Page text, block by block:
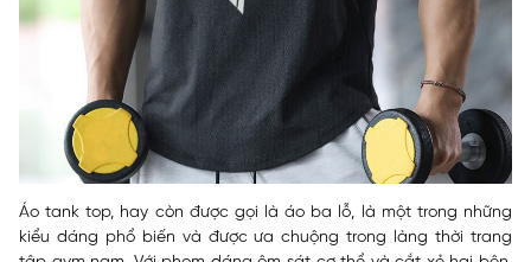
Áo tank top, hay còn được gọi là áo ba lỗ, là một trong những
kiểu dáng phổ biến và được ưa chuộng trong làng thời trang